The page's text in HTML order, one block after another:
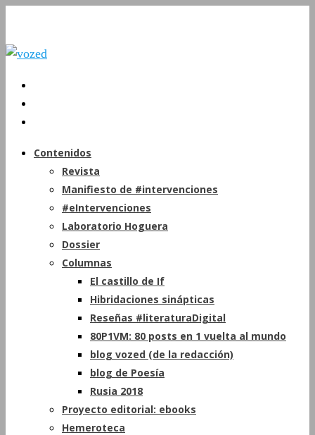
Contenidos
Revista
Manifiesto de #intervenciones
#eIntervenciones
Laboratorio Hoguera
Dossier
Columnas
El castillo de If
Hibridaciones sinápticas
Reseñas #literaturaDigital
80P1VM: 80 posts en 1 vuelta al mundo
blog vozed (de la redacción)
blog de Poesía
Rusia 2018
Proyecto editorial: ebooks
Hemeroteca